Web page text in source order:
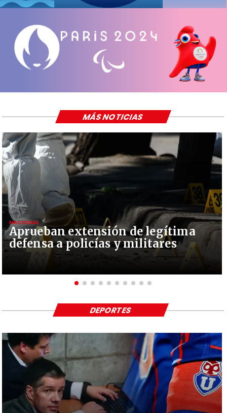
Aprueban extensión de legítima
defensa a policías y militares
NACIONAL
MÁS NOTICIAS
DEPORTES